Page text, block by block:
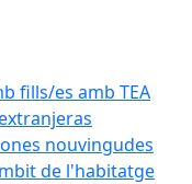
fills/es amb TEA
nouvingudes
de l'habitatge